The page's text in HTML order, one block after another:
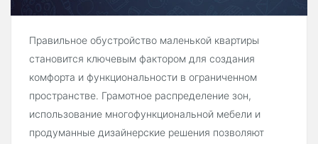
Правильное обустройство маленькой квартиры
становится ключевым фактором для создания
комфорта и функциональности в ограниченном
пространстве. Грамотное распределение зон,
использование многофункциональной мебели и
продуманные дизайнерские решения позволяют